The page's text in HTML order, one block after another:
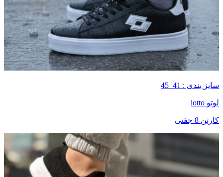
سایز بندی : 41_45
لوتو lotto
کارتن 8 جفتی